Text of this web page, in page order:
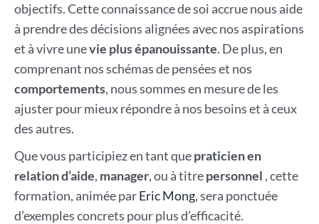
objectifs. Cette connaissance de soi accrue nous aide
à prendre des décisions alignées avec nos aspirations
et à vivre unevie plus épanouissante. De plus, en
comprenant nos schémas de pensées et nos
comportements, nous sommes en mesure de les
ajuster pour mieux répondre à nos besoins et à ceux
des autres.
Que vous participiez en tant quepraticien en
relation d’aide, manager, ou à titrepersonnel , cette
formation, animée parEric Mong, sera ponctuée
d’exemples concrets pour plus d’efficacité.